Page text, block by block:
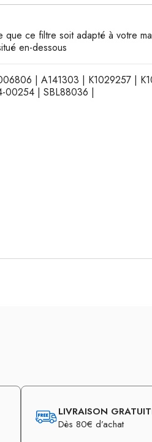
ce filtre soit adapté à votre
en-dessous
| A141303 | K1029257 |
00254 | SBL88036 |
LIVRAISON
Dès 80€ d’achat